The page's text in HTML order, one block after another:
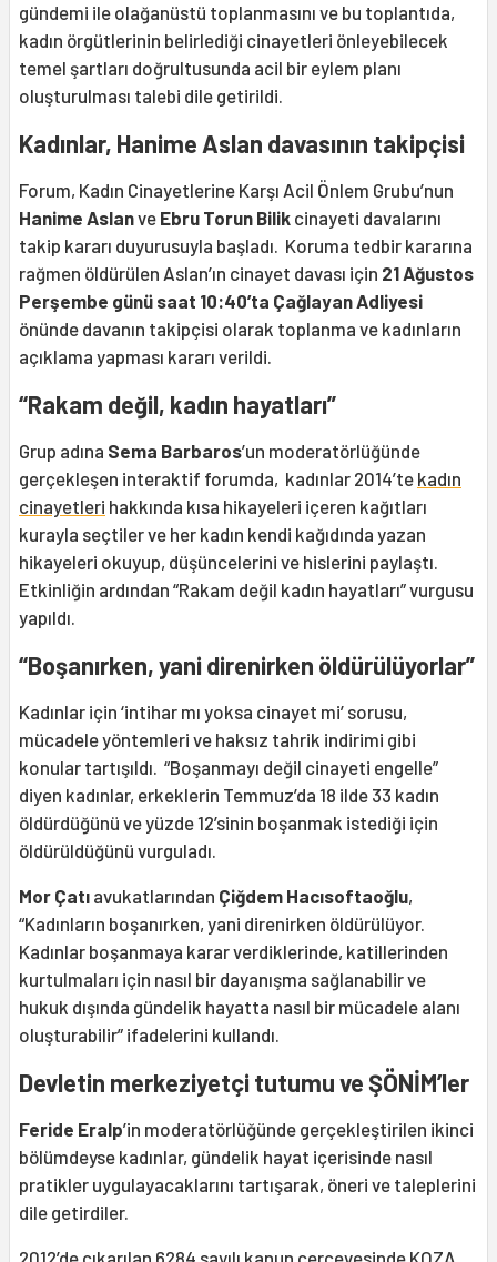
gündemi ile olağanüstü toplanmasını ve bu toplantıda,
kadın örgütlerinin belirlediği cinayetleri önleyebilecek
temel şartları doğrultusunda acil bir eylem planı
oluşturulması talebi dile getirildi.
Kadınlar, Hanime Aslan davasının takipçisi
Forum, Kadın Cinayetlerine Karşı Acil Önlem Grubu’nun
Hanime Aslanve Ebru Torun Bilik cinayeti davalarını
takip kararı duyurusuyla başladı. Koruma tedbir kararına
rağmen öldürülen Aslan’ın cinayet davası için 21 Ağustos
Perşembe günü saat 10:40’ta Çağlayan Adliyesi
önünde davanın takipçisi olarak toplanma ve kadınların
açıklama yapması kararı verildi.
“Rakam değil, kadın hayatları”
Grup adına Sema Barbaros’un moderatörlüğünde
gerçekleşen interaktif forumda, kadınlar 2014’te kadın
cinayetleri hakkında kısa hikayeleri içeren kağıtları
kurayla seçtiler ve her kadın kendi kağıdında yazan
hikayeleri okuyup, düşüncelerini ve hislerini paylaştı.
Etkinliğin ardından “Rakam değil kadın hayatları” vurgusu
yapıldı.
“Boşanırken, yani direnirken öldürülüyorlar”
Kadınlar için ‘intihar mı yoksa cinayet mi’ sorusu,
mücadele yöntemleri ve haksız tahrik indirimi gibi
konular tartışıldı. “Boşanmayı değil cinayeti engelle”
diyen kadınlar, erkeklerin Temmuz’da 18 ilde 33 kadın
öldürdüğünü ve yüzde 12’sinin boşanmak istediği için
öldürüldüğünü vurguladı.
Mor Çatı avukatlarından Çiğdem Hacısoftaoğlu,
“Kadınların boşanırken, yani direnirken öldürülüyor.
Kadınlar boşanmaya karar verdiklerinde, katillerinden
kurtulmaları için nasıl bir dayanışma sağlanabilir ve
hukuk dışında gündelik hayatta nasıl bir mücadele alanı
oluşturabilir” ifadelerini kullandı.
Devletin merkeziyetçi tutumu ve ŞÖNİM’ler
Feride Eralp’in moderatörlüğünde gerçekleştirilen ikinci
bölümdeyse kadınlar, gündelik hayat içerisinde nasıl
pratikler uygulayacaklarını tartışarak, öneri ve taleplerini
dile getirdiler.